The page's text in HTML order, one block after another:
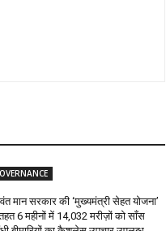
मान सरकार की ‘मुख्यमंत्री सेहत योजना’
6 महीनों में 14,032 मरीज़ों को साँस